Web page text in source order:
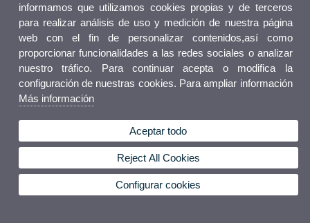
informamos que utilizamos cookies propias y de terceros
para realizar análisis de uso y medición de nuestra página
web con el fin de personalizar contenidos,así como
proporcionar funcionalidades a las redes sociales o analizar
nuestro tráfico. Para continuar acepta o modifica la
configuración de nuestras cookies. Para ampliar información
Más información
Aceptar todo
Reject All Cookies
Configurar cookies